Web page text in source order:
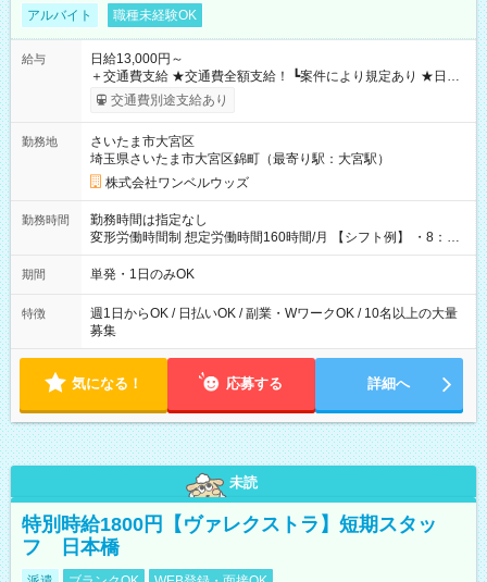
アルバイト 職種未経験OK
給与
日給13,000円～
＋交通費支給 ★交通費全額支給！ ┗案件により規定あり ★日払
いOK！（規定あり） ┗働いたその日に現金GET♪ お仕事後はコ
ンビニATMから 日払い分を引き落とせます！ 【試用期間】試
交通費別途支給あり
勤務地
さいたま市大宮区
埼玉県さいたま市大宮区錦町（最寄り駅：大宮駅）
株式会社ワンベルウッズ
勤務時間
勤務時間は指定なし
変形労働時間制 想定労働時間160時間/月 【シフト例】 ・8：00
～21：00
期間 単発・1日のみOK
特徴
週1日からOK / 日払いOK / 副業・WワークOK / 10名以上の大量
募集
気になる！ 応募する 詳細へ
未読
特別時給1800円【ヴァレクストラ】短期スタッ
フ 日本橋